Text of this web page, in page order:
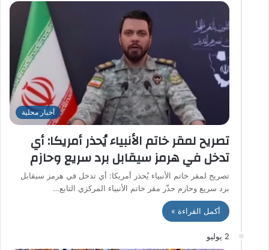
أخبار محلية
تصريح لمقر خاتم الأنبياء يُحذر أمريكا: أي
تدخل في هرمز سيقابل برد سريع وحازم
تصريح لمقر خاتم الأنبياء يُحذر أمريكا: أي تدخل في هرمز سيقابل
برد سريع وحازم حذّر مقر خاتم الأنبياء المركزي التابع…
أكمل القراءة »
2 يوليو